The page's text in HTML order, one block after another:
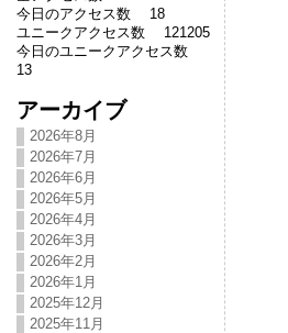
今日のアクセス数 18
ユニークアクセス数 121205
今日のユニークアクセス数
13
アーカイブ
2026年8月
2026年7月
2026年6月
2026年5月
2026年4月
2026年3月
2026年2月
2026年1月
2025年12月
2025年11月